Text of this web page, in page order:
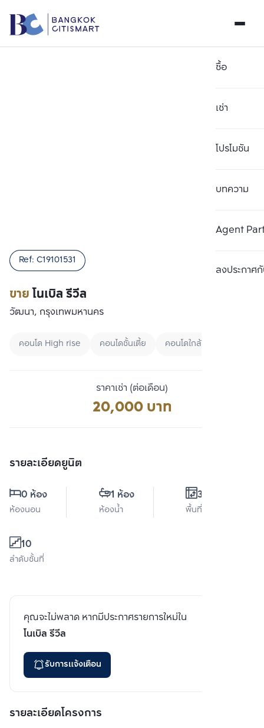
ซื้อ
เช่า
โปรโมชัน
บทความ
Agent
ลงประกาศกั
ขายโนเบิล รีวีล
Ref: C19101531
วัฒนา, กรุงเทพมหานคร
คอนโด High rise คอนโดชั้นเตี้ย คอนโดใกล้ MRT
ราคาเช่า (ต่อเดือน)
20,000 บาท
รายละเอียดยูนิต
0 ห้อง
ห้องนอน
1 ห้อง
ห้องน้ำ
30 ตร.ม.
พื้นที่ใช้สอย
10
ลำดับชั้นที่
คุณจะไม่พลาด หากมีประกาศรายการใหม่ใน
โนเบิล รีวีล
รับการแจ้งเตือน
รายละเอียดโครงการ